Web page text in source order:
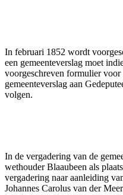
In februari 1852 wordt
een gemeenteverslag moet
voorgeschreven formulier voor
gemeenteverslag aan
volgen.
In de vergadering van de
wethouder Blaaubeen als
vergadering naar aanleiding
Johannes Carolus van der